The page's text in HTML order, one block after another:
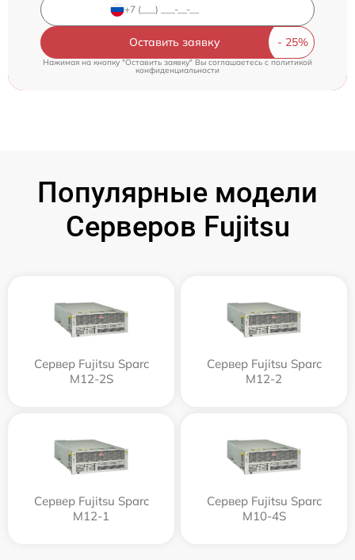
Оставить заявку
Нажимая на кнопку "Оставить заявку" Вы соглашаетесь cполитикой
конфиденциальности
Популярные модели
Серверов Fujitsu
Сервер Fujitsu Sparc
M12-2S
Сервер Fujitsu Sparc
M12-2
Сервер Fujitsu Sparc
M12-1
Сервер Fujitsu Sparc
M10-4S